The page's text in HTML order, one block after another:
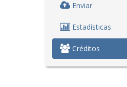
Enviar
Estadísticas
Créditos